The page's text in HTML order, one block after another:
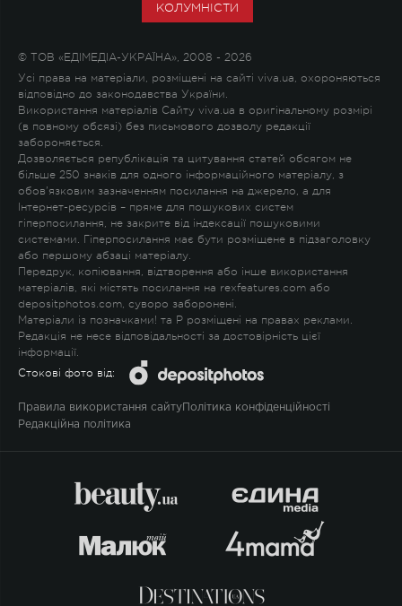
КОЛУМНІСТИ
© ТОВ «ЕДІМЕДІА-УКРАЇНА», 2008 - 2026
Усі права на матеріали, розміщені на сайті viva.ua, охороняються
відповідно до законодавства України.
Використання матеріалів Сайту viva.ua в оригінальному розмірі
(в повному обсязі) без письмового дозволу редакції
забороняється.
Дозволяється републікація та цитування статей обсягом не
більше 250 знаків для одного інформаційного матеріалу, з
обов'язковим зазначенням посилання на джерело, а для
Інтернет-ресурсів – пряме для пошукових систем
гіперпосилання, не закрите від індексації пошуковими
системами. Гіперпосилання має бути розміщене в підзаголовку
або першому абзаці матеріалу.
Передрук, копіювання, відтворення або інше використання
матеріалів, які містять посилання на rexfeatures.com або
depositphotos.com, суворо заборонені.
Матеріали із позначками! та P розміщені на правах реклами.
Редакція не несе відповідальності за достовірність цієї
інформації.
Стокові фото від:
Правила використання сайту Політика конфіденційності
Редакційна політика